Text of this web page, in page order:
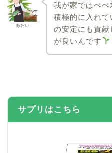
あおい
我が家ではぺ
積極的に入れ
の安定にも貢献
が良いんです
サプリはこちら